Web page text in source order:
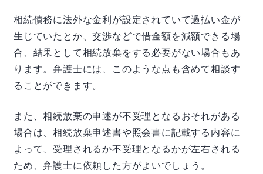
相続債務に法外な金利が設定されていて過払い金が
生じていたとか、交渉などで借金額を減額できる場
合、結果として相続放棄をする必要がない場合もあ
ります。弁護士には、このような点も含めて相談す
ることができます。
また、相続放棄の申述が不受理となるおそれがある
場合は、相続放棄申述書や照会書に記載する内容に
よって、受理されるか不受理となるかが左右される
ため、弁護士に依頼した方がよいでしょう。